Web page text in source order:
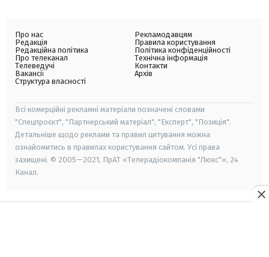
Про нас
Редакція
Редакційна політика
Про телеканал
Телеведучі
Вакансії
Структура власності
Рекламодавцям
Правила користування
Політика конфіденційності
Технічна інформація
Контакти
Архів
Всі комерційні рекламні матеріали позначені словами
"Спецпроєкт", "Партнерський матеріал", "Експерт", "Позиція".
Детальніше щодо реклами та правил цитування можна
ознайомитись в правилах користування сайтом. Усі права
захищені. © 2005—2021, ПрАТ «Телерадіокомпанія "Люкс"», 24
Канал.